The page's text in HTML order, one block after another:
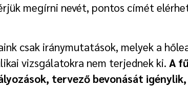
megírni nevét, pontos címét
csak iránymutatások, melyek a
vizsgálatokra nem terjednek ki. A
tervező bevonását